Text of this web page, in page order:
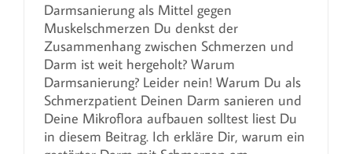
Darmsanierung als Mittel gegen
Muskelschmerzen Du denkst der
Zusammenhang zwischen Schmerzen und
Darm ist weit hergeholt? Warum
Darmsanierung? Leider nein! Warum Du als
Schmerzpatient Deinen Darm sanieren und
Deine Mikroflora aufbauen solltest liest Du
in diesem Beitrag. Ich erkläre Dir, warum ein